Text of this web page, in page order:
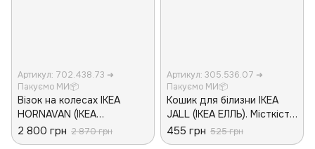
Артикул: 702.438.73 ➜
Пакуємо МИ📦
Візок на колесах IKEA
HORNAVAN (ІКЕА
ХОРНАВАН). 70243873.
Білий
2 800 грн 2 870 грн
Артикул: 305.536.07 ➜
Пакуємо МИ📦
Кошик для білизни IKEA
JALL (ІКЕА ЕЛЛЬ). Місткість:
50 л. 305.536.07. Білий
455 грн 525 грн